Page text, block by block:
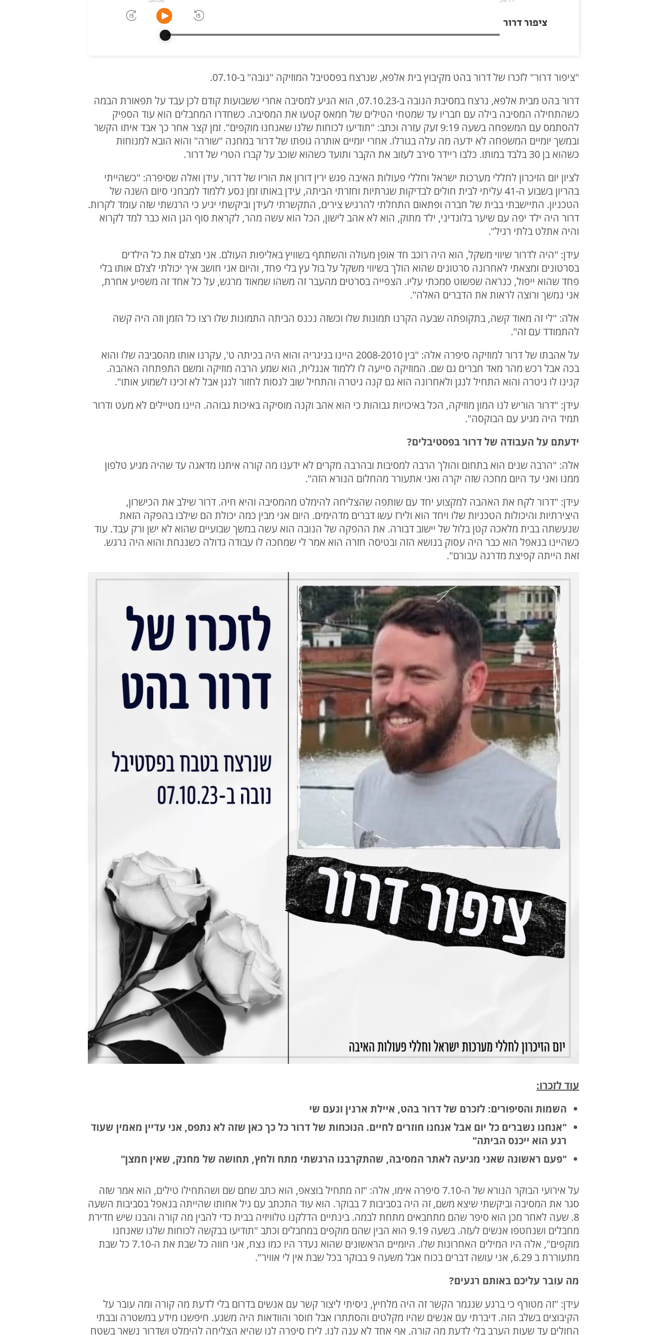
ציפור דרור
"ציפור דרור" לזכרו של דרור בהט מקיבוץ בית אלפא, שנרצח בפסטיבל המוזיקה "נובה" ב-07.10.
דרור בהט מבית אלפא, נרצח במסיבת הנובה ב-07.10.23, הוא הגיע למסיבה אחרי ששבועות קודם לכן עבד על תפאורת הבמה
כשהתחילה המסיבה בילה עם חבריו עד שמטחי הטילים של חמאס קטעו את המסיבה. כשחדרו המחבלים הוא עוד הספיק
להסתמס עם המשפחה בשעה 9:19 זעק עזרה וכתב: "תודיעו לכוחות שלנו שאנחנו מוקפים". זמן קצר אחר כך אבד איתו הקשר
ובמשך יומיים המשפחה לא ידעה מה עלה בגורלו. אחרי יומיים אותרה גופתו של דרור במחנה "שורה" והוא הובא למנוחות
כשהוא בן 30 בלבד במותו. כלבו ריידר סירב לעזוב את הקבר ותועד כשהוא שוכב על קברו הטרי של דרור.
לציון יום הזיכרון לחללי מערכות ישראל וחללי פעולות האיבה פגש ירין דורון את הוריו של דרור, עידן ואלה שסיפרה: "כשהייתי
בהריון בשבוע ה-41 עליתי לבית חולים לבדיקות שגרתיות וחזרתי הביתה, עידן באותו זמן נסע ללמוד למבחני סיום השנה של
הטכניון. התיישבתי בבית של חברה ופתאום התחלתי להרגיש צירים, התקשרתי לעידן וביקשתי יגיע כי הרגשתי שזה עומד לקרות.
דרור היה ילד יפה עם שיער בלונדיני, ילד מתוק, הוא לא אהב לישון, הכל הוא עשה מהר, לקראת סוף הגן הוא כבר למד לקרוא
והיה אתלט בלתי רגיל".
עידן: "היה לדרור שיווי משקל, הוא היה רוכב חד אופן מעולה והשתתף בשוויץ באליפות העולם. אני מצלם את כל הילדים
בסרטונים ומצאתי לאחרונה סרטונים שהוא הולך בשיווי משקל על בול עץ בלי פחד, והיום אני חושב איך יכולתי לצלם אותו בלי
פחד שהוא ייפול, כנראה שפשוט סמכתי עליו. הצפייה בסרטים מהעבר זה משהו שמאוד מרגש, על כל אחד זה משפיע אחרת,
אני נמשך ורוצה לראות את הדברים האלה".
אלה: "לי זה מאוד קשה, בתקופתה שבעה הקרנו תמונות שלו וכשזה נכנס הביתה התמונות שלו רצו כל הזמן וזה היה קשה
להתמודד עם זה".
על אהבתו של דרור למוזיקה סיפרה אלה: "בין 2008-2010 היינו בניגריה והוא היה בכיתה ט', עקרנו אותו מהסביבה שלו והוא
בכה אבל רכש מהר מאד חברים גם שם. המוזיקה סייעה לו ללמוד אנגלית, הוא שמע הרבה מוזיקה ומשם התפתחה האהבה.
קנינו לו גיטרה והוא התחיל לנגן ולאחרונה הוא גם קנה גיטרה והתחיל שוב לנסות לחזור לנגן אבל לא זכינו לשמוע אותו".
עידן: "דרור הוריש לנו המון מוזיקה, הכל באיכויות גבוהות כי הוא אהב וקנה מוסיקה באיכות גבוהה. היינו מטיילים לא מעט ודרור
תמיד היה מגיע עם הבוקסה".
ידעתם על העבודה של דרור בפסטיבלים?
אלה: "הרבה שנים הוא בתחום והולך הרבה למסיבות ובהרבה מקרים לא ידענו מה קורה איתנו מדאגה עד שהיה מגיע טלפון
ממנו ואני עד היום מחכה שזה יקרה ואני אתעורר מהחלום הנורא הזה".
עידן: "דרור לקח את האהבה למקצוע יחד עם שותפה שהצליחה להימלט מהמסיבה והיא חיה. דרור שילב את הכישרון,
היצירתיות והיכולות הטכניות שלו ויחד הוא ולירז עשו דברים מדהימים. היום אני מבין כמה יכולת הם שילבו בהפקה הזאת
שנעשתה בבית מלאכה קטן בלול של יישוב דבורה. את ההפקה של הנובה הוא עשה במשך שבועיים שהוא לא ישן ורק עבד. עוד
כשהיינו בנאפל הוא כבר היה עסוק בנושא הזה ובטיסה חזרה הוא אמר לי שמחכה לו עבודה גדולה כשננחת והוא היה נרגש.
זאת הייתה קפיצת מדרגה עבורם".
עוד לזכרו:
השמות והסיפורים: לזכרם של דרור בהט, איילת ארנין ונעם שי
"אנחנו נשברים כל יום אבל אנחנו חוזרים לחיים. הנוכחות של דרור כל כך כאן שזה לא נתפס, אני עדיין מאמין שעוד
רגע הוא ייכנס הביתה"
"פעם ראשונה שאני מגיעה לאתר המסיבה, שהתקרבנו הרגשתי מתח ולחץ, תחושה של מחנק, שאין חמצן"
על אירועי הבוקר הנורא של ה-7.10 סיפרה אימו, אלה: "זה מתחיל בוצאפ, הוא כתב שחם שם ושהתחילו טילים, הוא אמר שזה
סגר את המסיבה וביקשתי שיצא משם, זה היה בסביבות 7 בבוקר. הוא עוד התכתב עם גיל אחותו שהייתה בנאפל בסביבות השעה
8. שעה לאחר מכן הוא סיפר שהם מתחבאים מתחת לבמה. בינתיים הדלקנו טלוויזיה בבית כדי להבין מה קורה והבנו שיש חדירת
מחבלים ושנחטפו אנשים לעזה. בשעה 9.19 הוא הבין שהם מוקפים במחבלים וכתב "תודיעו בבקשה לכוחות שלנו שאנחנו
מוקפים", אלה היו המילים האחרונות שלו. היומיים הראשונים שהוא נעדר היו כמו נצח, אני חווה כל שבת את ה-7.10 כל שבת
מתעוררת ב 6.29, אני עושה דברים בכוח אבל משעה 9 בבוקר בכל שבת אין לי אוויר".
מה עובר עליכם באותם רגעים?
עידן: "זה מטורף כי ברגע שנגמר הקשר זה היה מלחיץ, ניסיתי ליצור קשר עם אנשים בדרום בלי לדעת מה קורה ומה עובר על
הקיבוצים בשלב הזה. דיברתי עם אנשים שהיו מקלטים והסתתרו אבל חוסר והוודאות היה משגע. חיפשנו מידע במשטרה ובבתי
החולים עד שעות הערב בלי לדעת מה קורה, אף אחד לא ענה לנו. לירז סיפרה לנו שהיא הצליחה להימלט ושדרור נשאר בשטח